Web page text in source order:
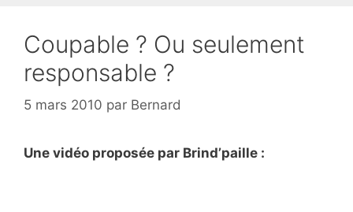
Coupable ? Ou seulement
responsable ?
5 mars 2010 par Bernard
Une vidéo proposée par Brind’paille :